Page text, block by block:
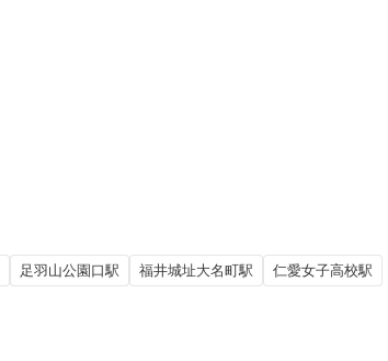
足羽山公園口駅 福井城址大名町駅 仁愛女子高校駅